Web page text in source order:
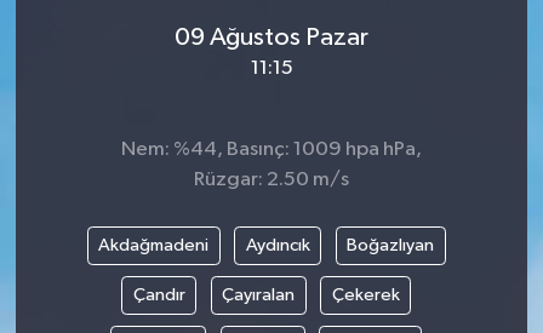
09 Ağustos Pazar
11:15
Nem: %44, Basınç: 1009 hpa hPa,
Rüzgar: 2.50 m/s
Akdağmadeni Aydıncık Boğazlıyan
Çandır Çayıralan Çekerek